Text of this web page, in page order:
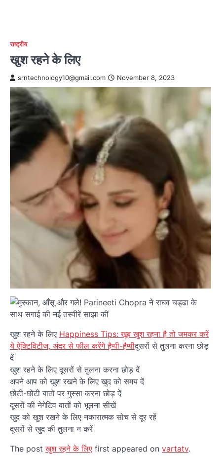
राष्ट्रीय
खुश रहने के लिए
srntechnology10@gmail.com November 8, 2023
खुश रहने के लिए Happiness Tips: खूब खुश रहना है तो जमकर करें
ये ऐक्टिविटीज, अंदर से फील करेंगे हैप्पी-हैप्पीदूसरों से तुलना करना छोड़
दें
खुश रहने के लिए दूसरों से तुलना करना छोड़ दें
अपने आप को खुश रखने के लिए खुद को समय दें
छोटी-छोटी बातों पर गुस्सा करना छोड़ दें
दूसरों की नेगेटिव बातों को भूलना सीखें
खुद को खुश रखने के लिए नकारात्मक सोच से दूर रहें
दूसरों से खुद की तुलना न करें
The postखुश रहने के लिए first appeared on vartatv.